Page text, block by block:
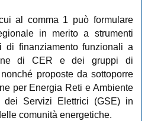
al comma 1 può formulare
in merito a strumenti
di finanziamento funzionali a
di CER e dei gruppi di
proposte da sottoporre
per Energia Reti e Ambiente
Servizi Elettrici (GSE) in
comunità energetiche.